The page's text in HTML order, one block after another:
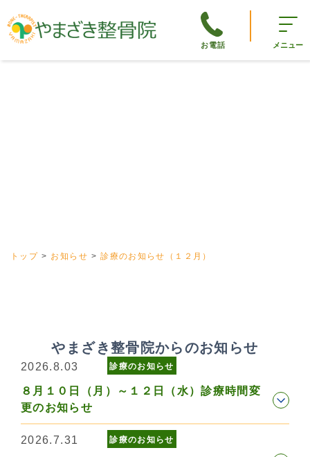
お電話 メニュー
トップ お知らせ 診療のお知らせ（１２月）
やまざき整骨院からのお知らせ
2026.8.03 診療のお知らせ
８月１０日（月）～１２日（水）診療時間変
更のお知らせ
2026.7.31 診療のお知らせ